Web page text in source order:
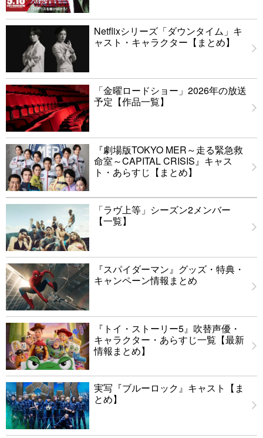
Netflixシリーズ「ダウンタイム」キ
ャスト・キャラクター【まとめ】
「金曜ロードショー」2026年の放送
予定【作品一覧】
『劇場版TOKYO MER～走る緊急救
命室～CAPITAL CRISIS』キャス
ト・あらすじ【まとめ】
「ラヴ上等」シーズン2メンバー
【一覧】
『スパイダーマン』グッズ・特典・
キャンペーン情報まとめ
『トイ・ストーリー5』吹替声優・
キャラクター・あらすじ一覧【最新
情報まとめ】
実写『ブルーロック』キャスト【ま
とめ】